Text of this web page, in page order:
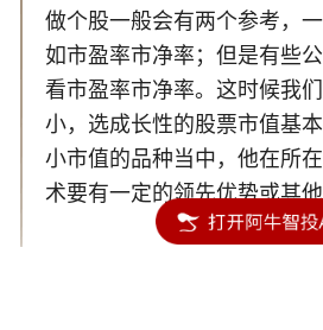
做个股一般会有两个参考，
如市盈率市净率；但是有些
看市盈率市净率。这时候我
小，选成长性的股票市值基
小市值的品种当中，他在所
术要有一定的领先优势或其